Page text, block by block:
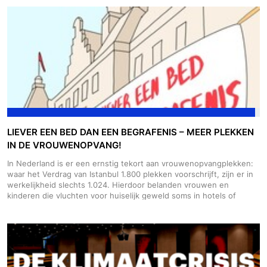
gemeente op: trek de Rode Lijn! 1. Typ de naam van jouw stad, dorp
of gemeente in. 2. Teken de petitie en kijk hoe je kunt helpen. Zie
je jouw gemeente niet?Dan kun jij 'm starten!
De tekst staat al
klaar en wij ondersteunen je.Deze campagne is een initiatief van
Oxfam, PAX, The Rights Forum en DeGoedeZaak. De volgende
petities zijn al eerder gelanceerd: Amsterdam, Assen, Alkmaar.
Deze vallen formeel buiten de samenwerking, maar zijn de
inspiratie geweest voor bovenstaande oproep aan alle gemeenten
LIEVER EEN BED DAN EEN BEGRAFENIS – MEER PLEKKEN
IN DE VROUWENOPVANG!
In Nederland is er een ernstig tekort aan vrouwenopvangplekken:
waar het Verdrag van Istanbul 1.800 plekken voorschrijft, zijn er in
werkelijkheid slechts 1.024. Hierdoor belanden vrouwen en
kinderen die vluchten voor huiselijk geweld soms in hotels of
is. Dit tekort plaatst slachtoffers op wachtlijsten en ontneemt hen
de bescherming die ze nú nodig hebben. Wij eisen dat de politiek
direct zorgt voor voldoende veilige opvangplekken, zodat vrouwen
en kinderen niet langer moeten kiezen tussen gevaar thuis of